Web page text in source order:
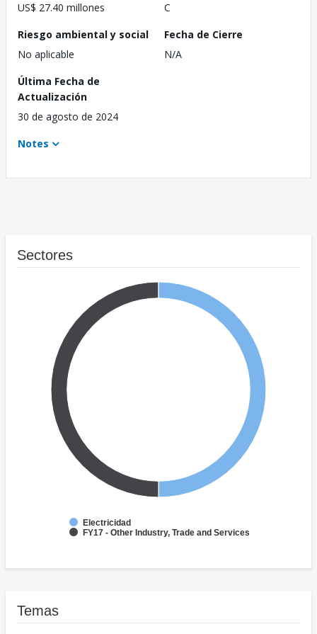
US$ 27.40 millones
C
Riesgo ambiental y social
No aplicable
Fecha de Cierre
N/A
Última Fecha de
Actualización
30 de agosto de 2024
Notes
Sectores
Electricidad
FY17 - Other Industry, Trade and Services
Temas